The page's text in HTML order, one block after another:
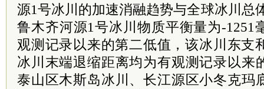
源1号冰川的加速消融趋势与全球冰川总
鲁木齐河源1号冰川物质平衡量为-1251
观测记录以来的第二低值，该冰川东支
冰川末端退缩距离均为有观测记录以来
泰山区木斯岛冰川、长江源区小冬克玛